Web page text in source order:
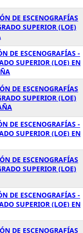
DE ESCENOGRAFÍAS
SUPERIOR (LOE)
DE ESCENOGRAFÍAS -
SUPERIOR (LOE) EN
DE ESCENOGRAFÍAS
SUPERIOR (LOE)
DE ESCENOGRAFÍAS -
SUPERIOR (LOE) EN
DE ESCENOGRAFÍAS
SUPERIOR (LOE)
DE ESCENOGRAFÍAS -
SUPERIOR (LOE) EN
DE ESCENOGRAFÍAS